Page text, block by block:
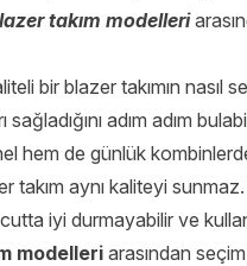
takım modelleri
bir blazer takımın
adım adım
hem de günlük
takım aynı kaliteyi
iyi durmayabilir ve
modelleriarasından